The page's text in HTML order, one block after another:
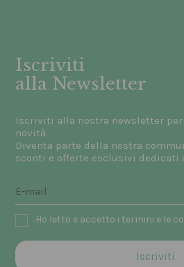
Iscriviti
alla Newsletter
Iscriviti alla nostra newsletter
novità.
Diventa parte della nostra
sconti e offerte esclusivi dedicati
Ho letto e accetto i termini e le